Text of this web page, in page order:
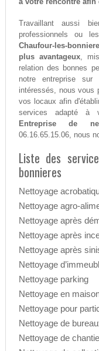
Travaillant aussi
professionnels ou
Chaufour-les-
plus avantageux,
relation des bonnes
notre entreprise sur
intéressés, nous vous
vos locaux afin
services adapté à
Entreprise de
06.16.65.15.06, nous
Liste des
bonnieres
Nettoyage
Nettoyage agro-
Nettoyage après
Nettoyage après
Nettoyage après
Nettoyage
Nettoyage parking
Nettoyage en
Nettoyage pour
Nettoyage de
Nettoyage de